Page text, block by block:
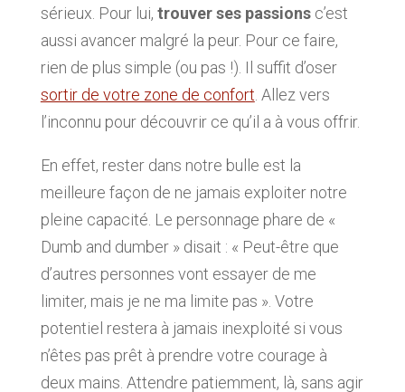
sérieux. Pour lui, trouver ses passionsc’est
aussi avancer malgré la peur. Pour ce faire,
rien de plus simple (ou pas !). Il suffit d’oser
sortir de votre zone de confort. Allez vers
l’inconnu pour découvrir ce qu’il a à vous offrir.
En effet, rester dans notre bulle est la
meilleure façon de ne jamais exploiter notre
pleine capacité. Le personnage phare de «
Dumb and dumber » disait : « Peut-être que
d’autres personnes vont essayer de me
limiter, mais je ne ma limite pas ». Votre
potentiel restera à jamais inexploité si vous
n’êtes pas prêt à prendre votre courage à
deux mains. Attendre patiemment, là, sans agir